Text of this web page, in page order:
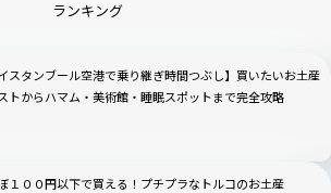
ランキング
イスタンブール空港で乗り継ぎ時間つぶし】買いたいお土産
トからハマム・美術館・睡眠スポットまで完全攻略
１００円以下で買える！プチプラなトルコのお土産